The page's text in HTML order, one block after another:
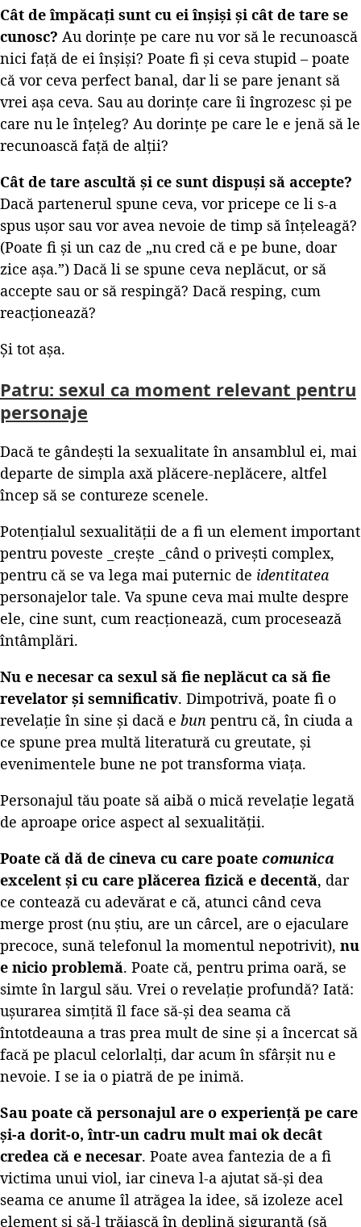
Cât de împăcați sunt cu ei înșiși și cât de tare se
cunosc? Au dorințe pe care nu vor să le recunoască
nici față de ei înșiși? Poate fi și ceva stupid – poate
că vor ceva perfect banal, dar li se pare jenant să
vrei așa ceva. Sau au dorințe care îi îngrozesc și pe
care nu le înțeleg? Au dorințe pe care le e jenă să le
recunoască față de alții?
Cât de tare ascultă și ce sunt dispuși să accepte?
Dacă partenerul spune ceva, vor pricepe ce li s-a
spus ușor sau vor avea nevoie de timp să înțeleagă?
(Poate fi și un caz de „nu cred că e pe bune, doar
zice așa.”) Dacă li se spune ceva neplăcut, or să
accepte sau or să respingă? Dacă resping, cum
reacționează?
Și tot așa.
Patru: sexul ca moment relevant pentru
personaje
Dacă te gândești la sexualitate în ansamblul ei, mai
departe de simpla axă plăcere-neplăcere, altfel
încep să se contureze scenele.
Potențialul sexualității de a fi un element important
pentru poveste _crește _când o privești complex,
pentru că se va lega mai puternic de identitatea
personajelor tale. Va spune ceva mai multe despre
ele, cine sunt, cum reacționează, cum procesează
întâmplări.
Nu e necesar ca sexul să fie neplăcut ca să fie
revelator și semnificativ. Dimpotrivă, poate fi o
revelație în sine și dacă e bun pentru că, în ciuda a
ce spune prea multă literatură cu greutate, și
evenimentele bune ne pot transforma viața.
Personajul tău poate să aibă o mică revelație legată
de aproape orice aspect al sexualității.
Poate că dă de cineva cu care poate comunica
excelent și cu care plăcerea fizică e decentă, dar
ce contează cu adevărat e că, atunci când ceva
merge prost (nu știu, are un cârcel, are o ejaculare
precoce, sună telefonul la momentul nepotrivit), nu
e nicio problemă. Poate că, pentru prima oară, se
simte în largul său. Vrei o revelație profundă? Iată:
ușurarea simțită îl face să-și dea seama că
întotdeauna a tras prea mult de sine și a încercat să
facă pe placul celorlalți, dar acum în sfârșit nu e
nevoie. I se ia o piatră de pe inimă.
Sau poate că personajul are o experiență pe care
și-a dorit-o, într-un cadru mult mai ok decât
credea că e necesar. Poate avea fantezia de a fi
victima unui viol, iar cineva l-a ajutat să-și dea
seama ce anume îl atrăgea la idee, să izoleze acel
element și să-l trăiască în deplină siguranță (să